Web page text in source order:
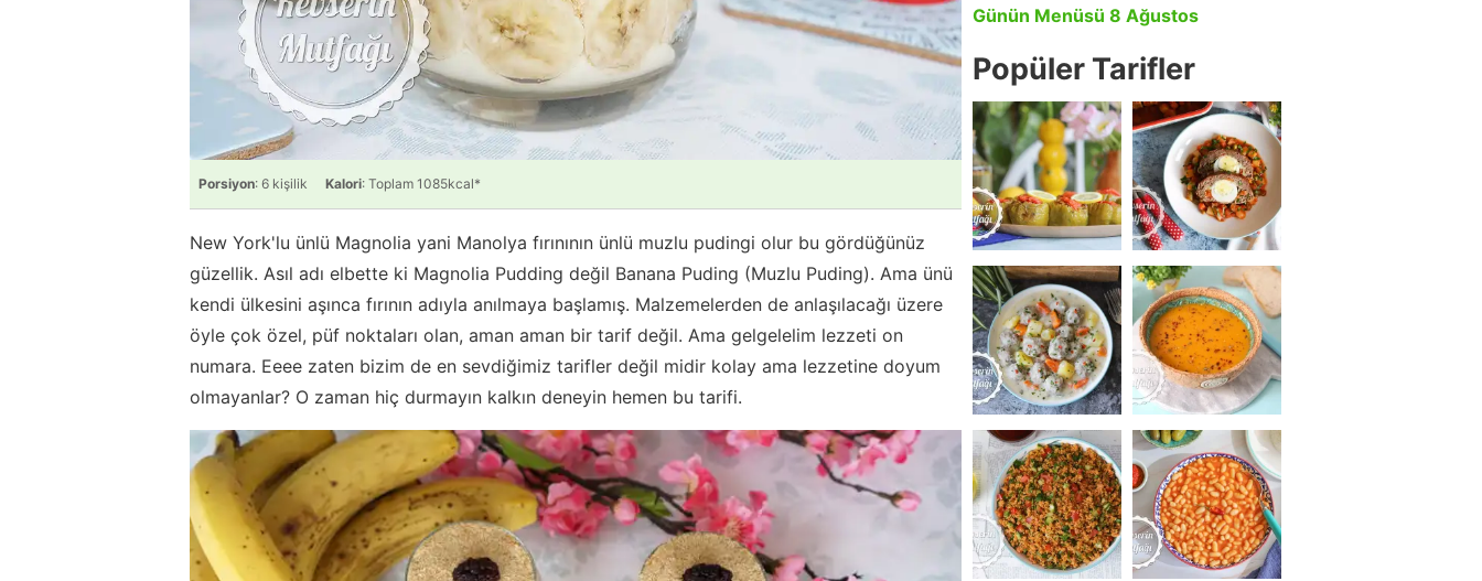
Porsiyon: 6 kişilik Kalori: Toplam 1085kcal*
New York'lu ünlü Magnolia yani Manolya fırınının ünlü muzlu pudingi olur bu gördüğünüz
güzellik. Asıl adı elbette ki Magnolia Pudding değil Banana Puding (Muzlu Puding). Ama ünü
kendi ülkesini aşınca fırının adıyla anılmaya başlamış. Malzemelerden de anlaşılacağı üzere
öyle çok özel, püf noktaları olan, aman aman bir tarif değil. Ama gelgelelim lezzeti on
numara. Eeee zaten bizim de en sevdiğimiz tarifler değil midir kolay ama lezzetine doyum
olmayanlar? O zaman hiç durmayın kalkın deneyin hemen bu tarifi.
Günün Menüsü 8 Ağustos
Popüler Tarifler